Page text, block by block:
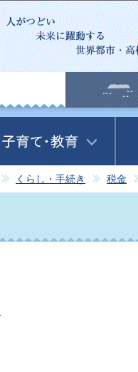
この
くらし・手続き 税金